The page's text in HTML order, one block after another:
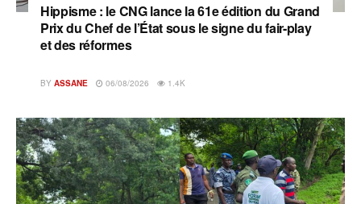
Hippisme : le CNG lance la 61e édition du Grand
Prix du Chef de l’État sous le signe du fair-play
et des réformes
BY ASSANE 06/08/2026 1.4K